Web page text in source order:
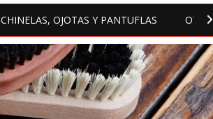
CHINELAS, OJOTAS Y PANTUFLAS OTROS